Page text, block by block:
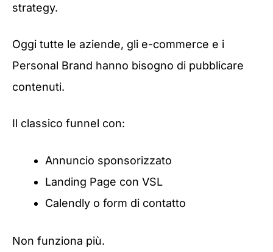
strategy.
Oggi tutte le aziende, gli e-commerce e i
Personal Brand hanno bisogno di pubblicare
contenuti.
Il classico funnel con:
Annuncio sponsorizzato
Landing Page con VSL
Calendly o form di contatto
Non funziona più.